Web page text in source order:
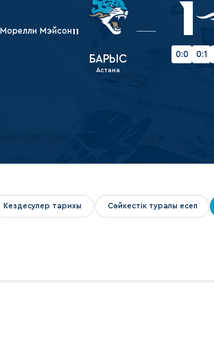
Амур
Барыс
Салават Юлаев
Сибирь
Морелли Мэйсон11
БАРЫС
Астана
1
0:0 0:1
Кездесулер тарихы Сәйкестік туралы есеп